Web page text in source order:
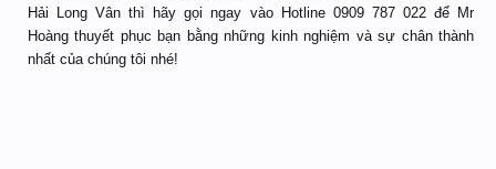
Hải Long Vân thì hãy gọi ngay vào Hotline 0909 787 022 để Mr
Hoàng thuyết phục bạn bằng những kinh nghiệm và sự chân thành
nhất của chúng tôi nhé!